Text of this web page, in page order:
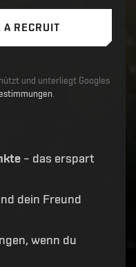
A RECRUIT
und unterliegt Googles
.
– das erspart
dein Freund
wenn du